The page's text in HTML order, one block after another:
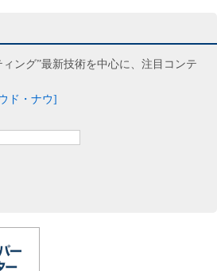
ング”最新技術を中心に、注目コンテ
ド・ナウ]